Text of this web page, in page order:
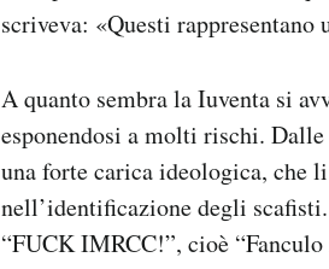
scriveva: «Questi rappresentano
A quanto sembra la Iuventa si
esponendosi a molti rischi.
una forte carica ideologica, che
nell’identificazione degli
“FUCK IMRCC!”, cioè